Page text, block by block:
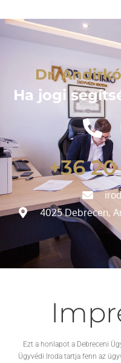
Dr.
Ha jogi
+36
4025 Debrecen,
Ezt a honlapot a Debreceni
Ügyvédi Iroda tartja fenn az